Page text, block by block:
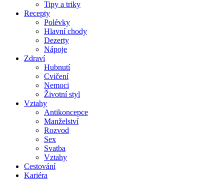
Tipy a triky
Recepty
Polévky
Hlavní chody
Dezerty
Nápoje
Zdraví
Hubnutí
Cvičení
Nemoci
Životní styl
Vztahy
Antikoncepce
Manželství
Rozvod
Sex
Svatba
Vztahy
Cestování
Kariéra